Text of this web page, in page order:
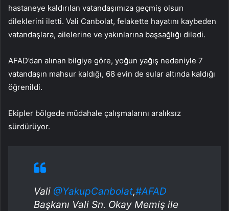
hastaneye kaldırılan vatandaşımıza geçmiş olsun
dileklerini iletti. Vali Canbolat, felakette hayatını kaybeden
vatandaşlara, ailelerine ve yakınlarına başsağlığı diledi.
AFAD’dan alınan bilgiye göre, yoğun yağış nedeniyle 7
vatandaşın mahsur kaldığı, 68 evin de sular altında kaldığı
öğrenildi.
Ekipler bölgede müdahale çalışmalarını aralıksız
sürdürüyor.
Vali @YakupCanbolat,#AFAD
Başkanı Vali Sn. Okay Memiş ile